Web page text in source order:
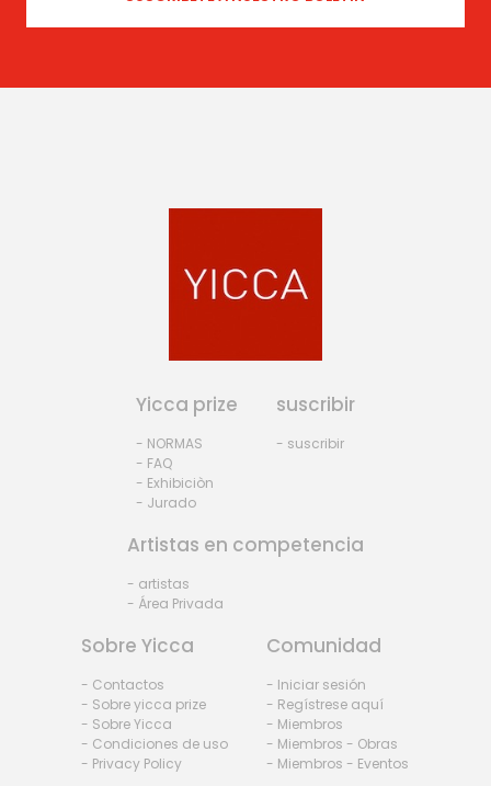
Yicca prize
- NORMAS
- FAQ
- Exhibiciòn
- Jurado
suscribir
- suscribir
Artistas en competencia
- artistas
- Área Privada
Sobre Yicca
- Contactos
- Sobre yicca prize
- Sobre Yicca
- Condiciones de uso
- Privacy Policy
Comunidad
- Iniciar sesión
- Regístrese aquí
- Miembros
- Miembros - Obras
- Miembros - Eventos